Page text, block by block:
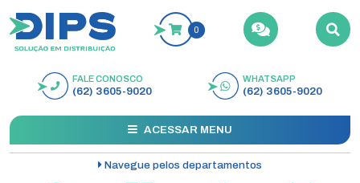
0
BUSCAR
FALE CONOSCO
(62) 3605-9020
WHATSAPP
(62) 3605-9020
ACESSAR MENU
Navegue pelos departamentos